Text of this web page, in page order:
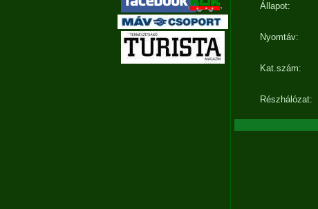
Állapot:
Nyomtáv:
Kat.szám:
Részhálózat: